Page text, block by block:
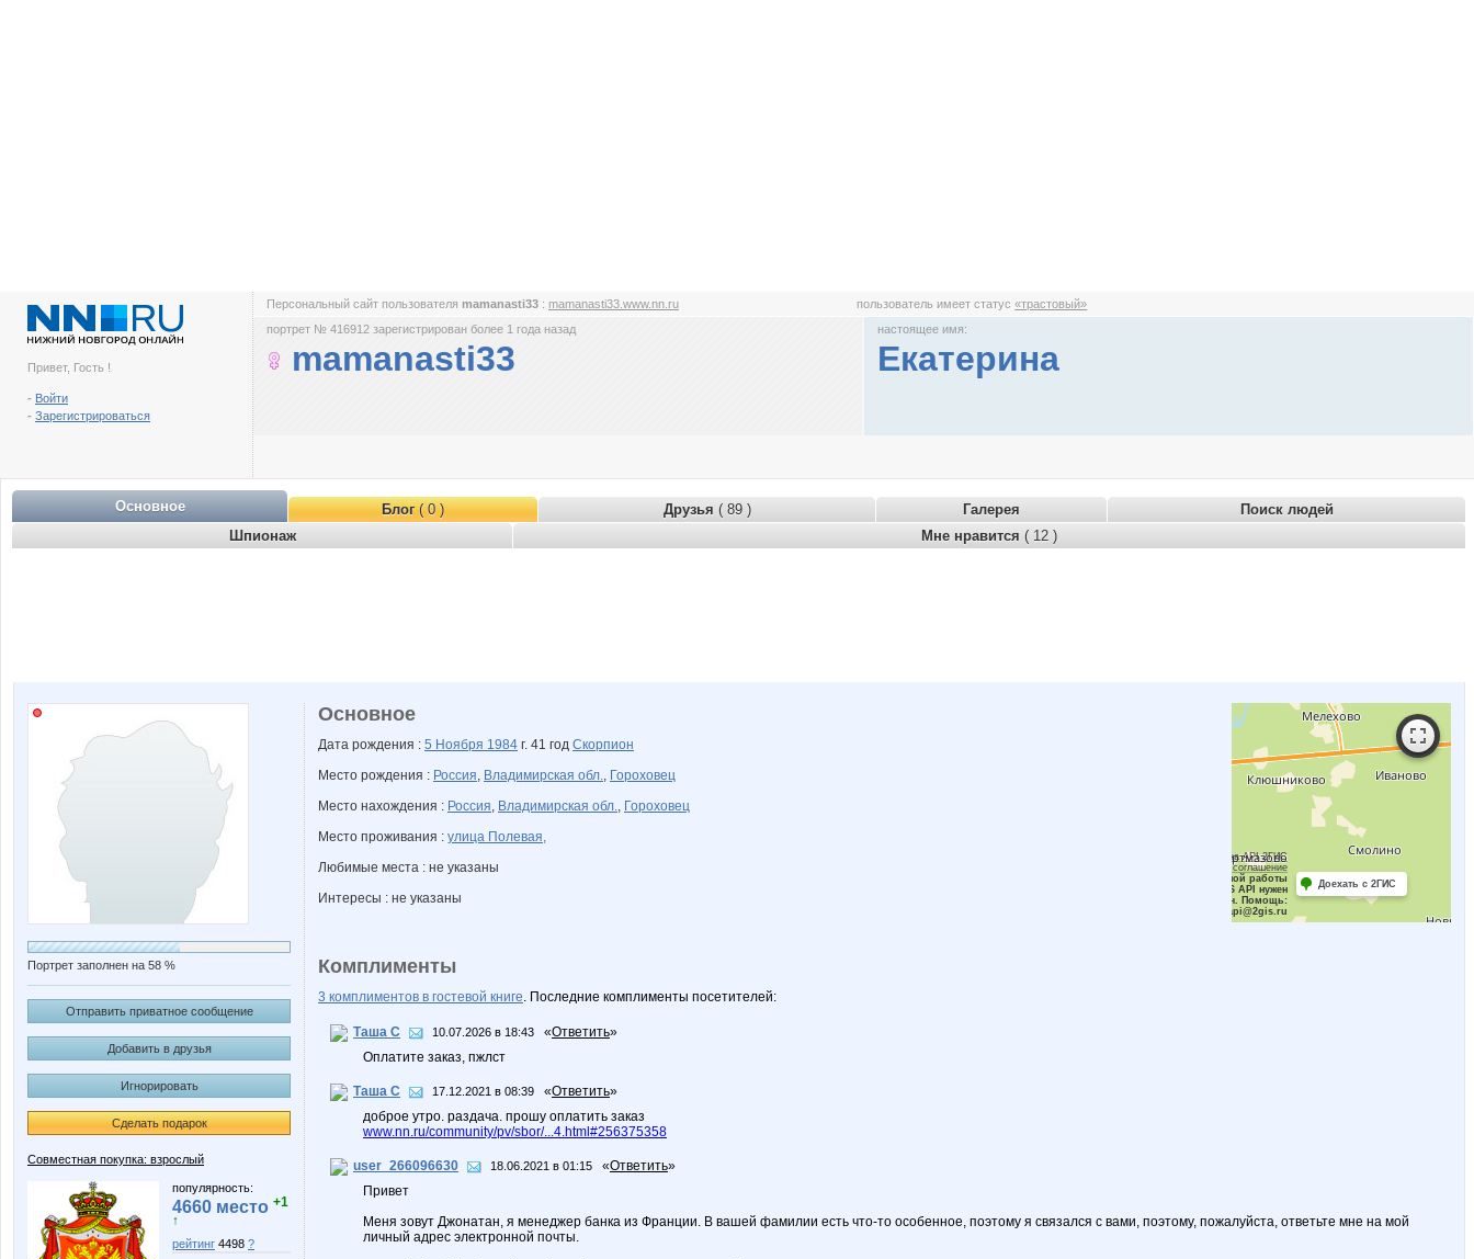
Привет, Гость !
- Войти
- Зарегистрироваться
Персональный сайт пользователя mamanasti33 : mamanasti33.www.nn.ru пользователь имеет статус«трастовый»
портрет № 416912 зарегистрирован более 1 года назад
mamanasti33
настоящее имя:
Екатерина
Основное Блог( 0 ) Друзья ( 89 ) Галерея
Поиск людей
Шпионаж
Мне нравится ( 12 )
Портрет заполнен на 58 %
Отправить приватное сообщение
Добавить в друзья
Игнорировать
Сделать подарок
Совместная покупка: взрослый
популярность:
4660 место +1
↑
рейтинг 4498 ?
Работает на API 2ГИС
Лицензионное соглашение
Для корректной работы
Raster JS API нужен
ключ. Помощь:
api@2gis.ru
Доехать с 2ГИС
Основное
Дата рождения : 5 Ноября 1984 г. 41 год Скорпион
Место рождения : Россия, Владимирская обл., Гороховец
Место нахождения : Россия, Владимирская обл., Гороховец
Место проживания : улица Полевая,
Любимые места : не указаны
Интересы : не указаны
Комплименты
3 комплиментов в гостевой книге. Последние комплименты посетителей:
Таша С 10.07.2026 в 18:43 «Ответить»
Оплатите заказ, пжлст
Таша С 17.12.2021 в 08:39 «Ответить»
доброе утро. раздача. прошу оплатить заказ
www.nn.ru/community/pv/sbor/...4.html#256375358
user_266096630 18.06.2021 в 01:15 «Ответить»
Привет
Меня зовут Джонатан, я менеджер банка из Франции. В вашей фамилии есть что-то особенное, поэтому я связался с вами, поэтому, пожалуйста, ответьте мне на мой
личный адрес электронной почты.